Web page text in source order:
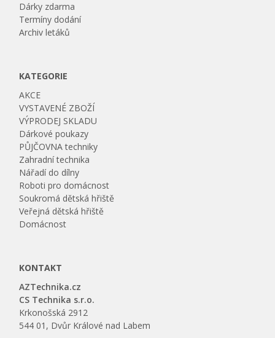
Dárky zdarma
Termíny dodání
Archiv letáků
KATEGORIE
AKCE
VYSTAVENÉ ZBOŽÍ
VÝPRODEJ SKLADU
Dárkové poukazy
PŮJČOVNA techniky
Zahradní technika
Nářadí do dílny
Roboti pro domácnost
Soukromá dětská hřiště
Veřejná dětská hřiště
Domácnost
KONTAKT
AZTechnika.cz
CS Technika s.r.o.
Krkonošská 2912
544 01, Dvůr Králové nad Labem